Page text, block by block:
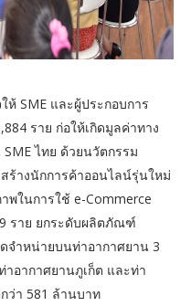
ห้ SME และผู้ประกอบการ
ราย ก่อให้เกิดมูลค่าทาง
ไทย ด้วยนวัตกรรม
ร้างนักการค้าออนไลน์รุ่นใหม่
พในการใช้ e-Commerce
ราย ยกระดับผลิตภัณฑ์
จำหน่ายบนท่าอากาศยาน 3
อากาศยานภูเก็ต และท่า
ว่า 581 ล้านบาท